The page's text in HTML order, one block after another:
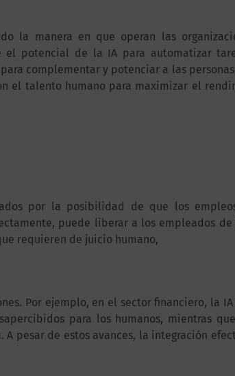
la manera en que operan las
el potencial de la IA para automatizar
complementar y potenciar a las
el talento humano para maximizar el
por la posibilidad de que los
puede liberar a los empleados de
requieren de juicio humano,
Por ejemplo, en el sector financiero, la IA
para los humanos, mientras
pesar de estos avances, la integración